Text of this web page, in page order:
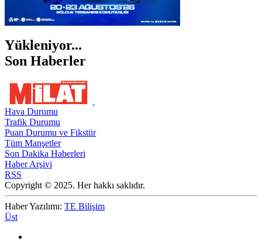
Yükleniyor...
Son Haberler
Hava Durumu
Trafik Durumu
Puan Durumu ve Fikstür
Tüm Manşetler
Son Dakika Haberleri
Haber Arşivi
RSS
Copyright © 2025. Her hakkı saklıdır.
Haber Yazılımı: TE Bilişim
Üst